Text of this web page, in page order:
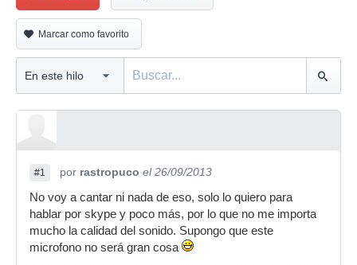
Marcar como favorito
#1 por rastropuco el 26/09/2013
No voy a cantar ni nada de eso, solo lo quiero para
hablar por skype y poco más, por lo que no me importa
mucho la calidad del sonido. Supongo que este
microfono no será gran cosa